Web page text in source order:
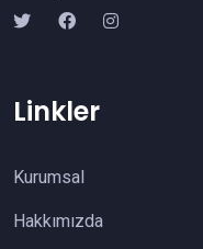
Linkler
Kurumsal
Hakkımızda